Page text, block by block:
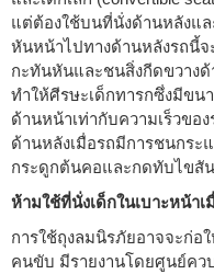
แต่ต้องใช้บนที่นั่งด้านหลังแ
หันหน้าไปทางด้านหลังรถนี้จ
กะทันหันและชนสิ่งกีดขวาง
ทำให้ศีรษะเด็กทารกซึ่งมีขน
ด้านหน้าเท่ากับความเร็วขอ
ด้านหลังเมื่อรถมีการชนกระ
กระดูกต้นคอและกดทับไขสั
ห้ามใช้ที่นั่งเด็กในเบาะหน้า
การใช้ถุงลมนิรภัยอาจจะก่อ
คนขับ มีรายงานโดยศูนย์คว